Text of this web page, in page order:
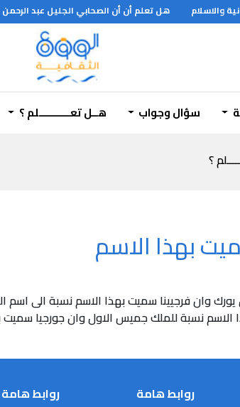
والاسلام هل تعلم أن أن الصحابي الجليل عبد الرحمن
سؤال وجواب هــل تعـــــــــــلم ؟
؟
بهذا الاسم
وان فرجيينا سميت بهذا الاسم نسبة الى اسم
نسبة للملك جميس الاول وان جورجيا سميت
روابط هامة روابط هامة